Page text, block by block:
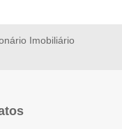
Imobiliário